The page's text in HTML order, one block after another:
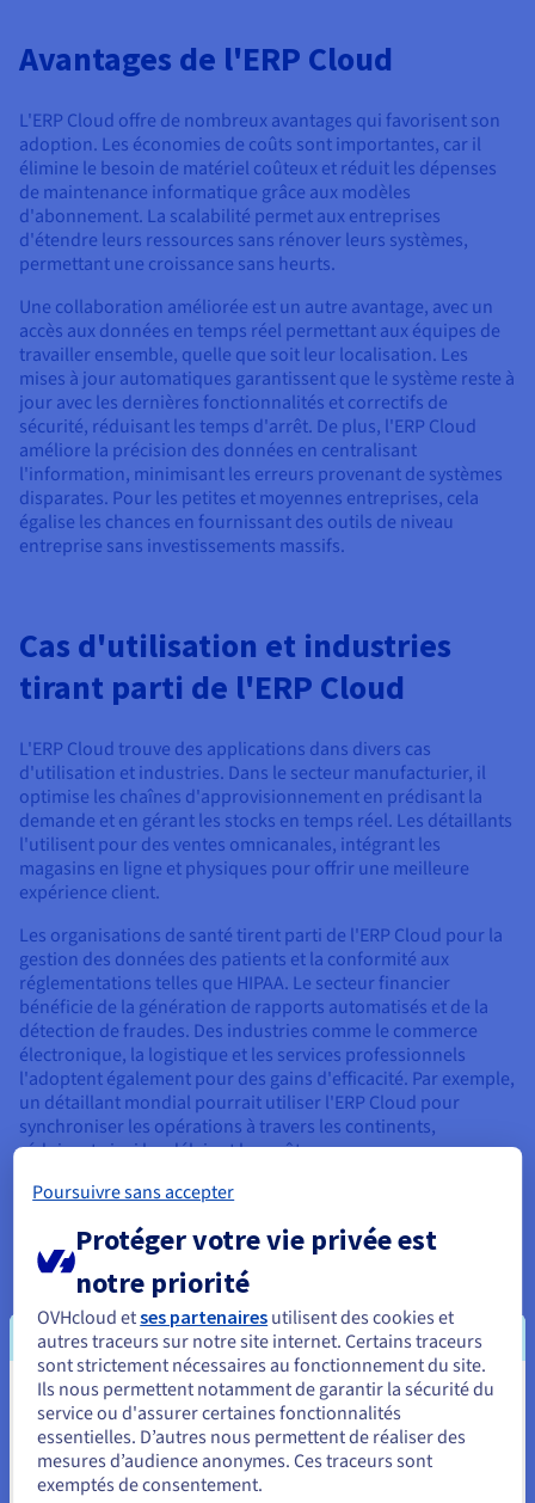
Avantages de l'ERP Cloud
L'ERP Cloud offre de nombreux avantages qui favorisent son
adoption. Les économies de coûts sont importantes, car il
élimine le besoin de matériel coûteux et réduit les dépenses
de maintenance informatique grâce aux modèles
d'abonnement. La scalabilité permet aux entreprises
d'étendre leurs ressources sans rénover leurs systèmes,
permettant une croissance sans heurts.
Une collaboration améliorée est un autre avantage, avec un
accès aux données en temps réel permettant aux équipes de
travailler ensemble, quelle que soit leur localisation. Les
mises à jour automatiques garantissent que le système reste à
jour avec les dernières fonctionnalités et correctifs de
sécurité, réduisant les temps d'arrêt. De plus, l'ERP Cloud
améliore la précision des données en centralisant
l'information, minimisant les erreurs provenant de systèmes
disparates. Pour les petites et moyennes entreprises, cela
égalise les chances en fournissant des outils de niveau
entreprise sans investissements massifs.
Cas d'utilisation et industries
tirant parti de l'ERP Cloud
L'ERP Cloud trouve des applications dans divers cas
d'utilisation et industries. Dans le secteur manufacturier, il
optimise les chaînes d'approvisionnement en prédisant la
demande et en gérant les stocks en temps réel. Les détaillants
l'utilisent pour des ventes omnicanales, intégrant les
magasins en ligne et physiques pour offrir une meilleure
expérience client.
Les organisations de santé tirent parti de l'ERP Cloud pour la
gestion des données des patients et la conformité aux
réglementations telles que HIPAA. Le secteur financier
bénéficie de la génération de rapports automatisés et de la
détection de fraudes. Des industries comme le commerce
électronique, la logistique et les services professionnels
l'adoptent également pour des gains d'efficacité. Par exemple,
un détaillant mondial pourrait utiliser l'ERP Cloud pour
synchroniser les opérations à travers les continents,
réduisant ainsi les délais et les coûts.
Considérations clés lors du choix
d'un ERP Cloud
Sélectionner un ERP Cloud nécessite une évaluation
minutieuse. Tout d'abord, évaluez la scalabilité du système
pour vous assurer qu'il peut croître avec votre entreprise. Les
capacités d'intégration sont cruciales pour se connecter aux
outils existants.
La sécurité et la conformité doivent être alignées sur les
Vous semblez être localisé en États-
Unis.
Pour commander, rendez-vous sur le site de votre pays (États-
Poursuivre sans accepter
Protéger votre vie privée est
notre priorité
OVHcloud etses partenaires utilisent des cookies et
autres traceurs sur notre site internet. Certains traceurs
sont strictement nécessaires au fonctionnement du site.
Ils nous permettent notamment de garantir la sécurité du
service ou d'assurer certaines fonctionnalités
essentielles. D’autres nous permettent de réaliser des
mesures d’audience anonymes. Ces traceurs sont
exemptés de consentement.